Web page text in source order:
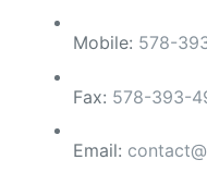
Mobile: 578-
Fax: 578-393-
Email: